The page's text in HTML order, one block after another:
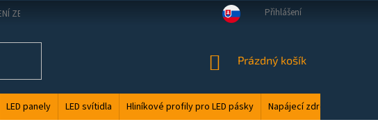
ZBOŽÍ LED ODPAD PODMÍNKY OCHRANY
Přihlášení
NÁKUPNÍ
Prázdný košík
LED panely LED svítidla Hliníkové profily pro LED pásky Napájecí zdroje